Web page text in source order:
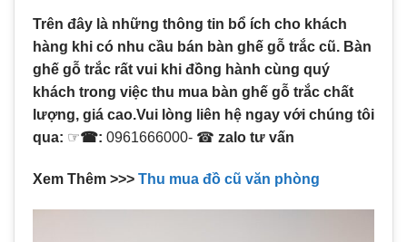
Trên đây là những thông tin bổ ích cho khách
hàng khi có nhu cầu bán bàn ghế gỗ trắc cũ. Bàn
ghế gỗ trắc rất vui khi đồng hành cùng quý
khách trong việc thu mua bàn ghế gỗ trắc chất
lượng, giá cao.Vui lòng liên hệ ngay với chúng tôi
qua: ☞☎: 0961666000- ☎ zalo tư vấn
Xem Thêm >>> Thu mua đồ cũ văn phòng